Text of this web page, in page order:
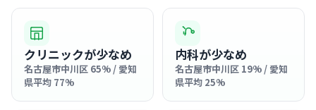
クリニックが少なめ
名古屋市中川区 65% / 愛知
県平均 77%
内科が少なめ
名古屋市中川区 19% / 愛知
県平均 25%